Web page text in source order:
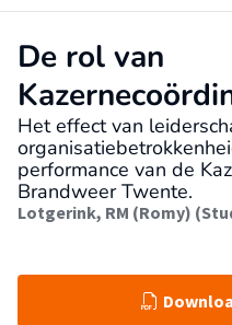
De rol van
Het effect van
performance van de
Brandweer Twente.
Lotgerink, RM (Romy)